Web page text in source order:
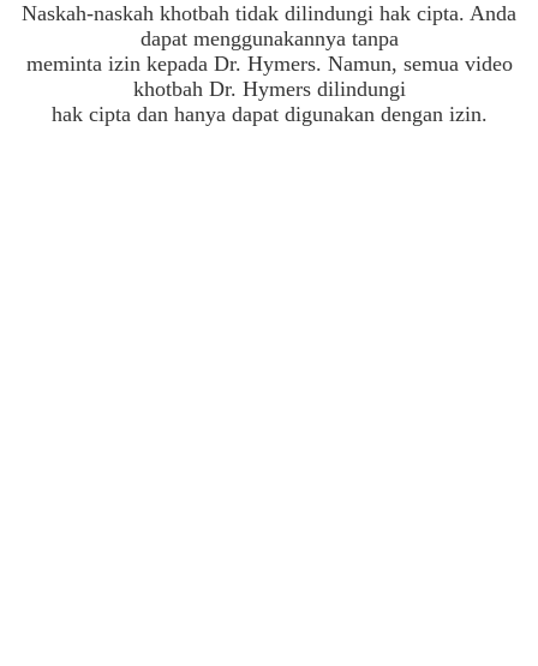
Naskah-naskah khotbah tidak dilindungi hak cipta. Anda
dapat menggunakannya tanpa
meminta izin kepada Dr. Hymers. Namun, semua video
khotbah Dr. Hymers dilindungi
hak cipta dan hanya dapat digunakan dengan izin.